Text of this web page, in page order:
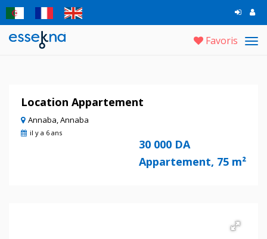
Favoris
Location Appartement
Annaba, Annaba
il y a 6 ans
30 000 DA
Appartement, 75 m²